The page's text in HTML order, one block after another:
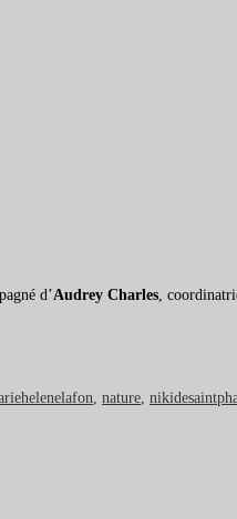
d’Audrey Charles,
, nature,